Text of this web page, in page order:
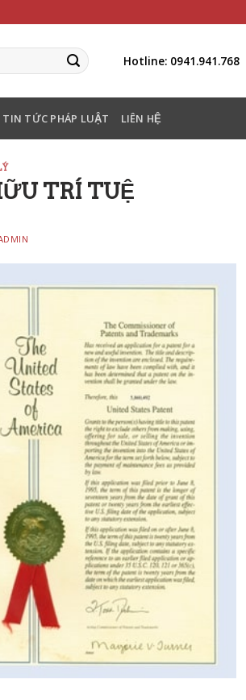
Hotline: 0941.941.768
TIN TỨC PHÁP LUẬT LIÊN HỆ
TRÍ TUỆ